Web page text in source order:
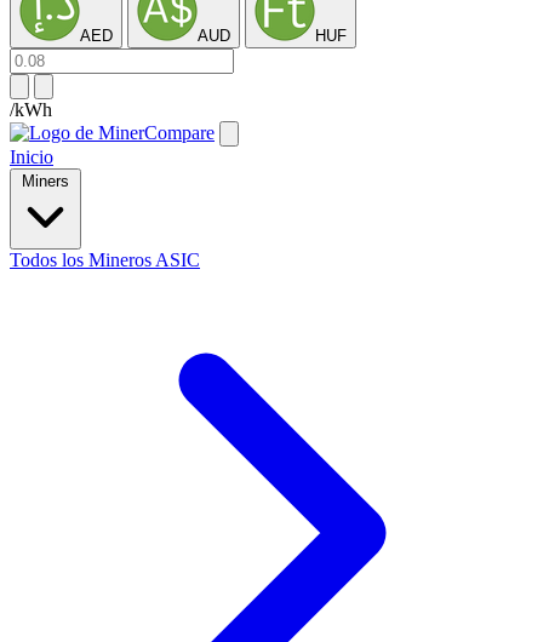
AED AUD HUF
/kWh
Inicio
Miners
Todos los Mineros ASIC